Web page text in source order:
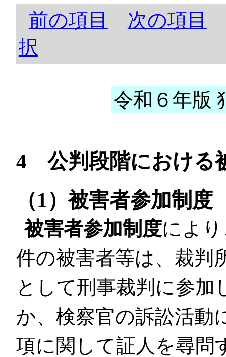
前の項目
次の項目
択
令和６年版
4 公判段階における
（1）被害者参加制度
被害者参加制度によ
件の被害者等は、裁判
として刑事裁判に参加
か、検察官の訴訟活動
項に関して証人を尋問